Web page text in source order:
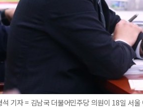
기자 = 김남국 더불어민주당 의원이 18일 서